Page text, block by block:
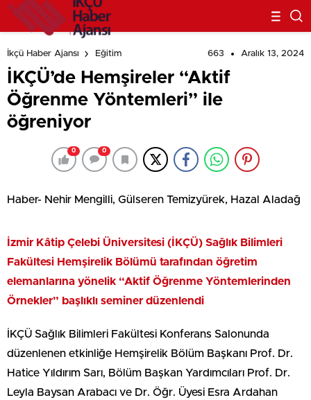
İkçü Haber Ajansı Eğitim 663 Aralık 13, 2024
İKÇÜ’de Hemşireler “Aktif
Öğrenme Yöntemleri” ile
öğreniyor
0 0
Haber- Nehir Mengilli, Gülseren Temizyürek, Hazal Aladağ
İzmir Kâtip Çelebi Üniversitesi (İKÇÜ) Sağlık Bilimleri
Fakültesi Hemşirelik Bölümü tarafından öğretim
elemanlarına yönelik “Aktif Öğrenme Yöntemlerinden
Örnekler” başlıklı seminer düzenlendi
İKÇÜ Sağlık Bilimleri Fakültesi Konferans Salonunda
düzenlenen etkinliğe Hemşirelik Bölüm Başkanı Prof. Dr.
Hatice Yıldırım Sarı, Bölüm Başkan Yardımcıları Prof. Dr.
Leyla Baysan Arabacı ve Dr. Öğr. Üyesi Esra Ardahan